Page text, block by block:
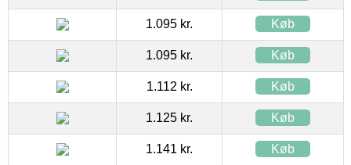
1.095 kr. Køb
1.095 kr. Køb
1.112 kr. Køb
1.125 kr. Køb
1.141 kr. Køb